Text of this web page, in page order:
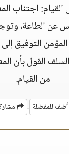
اجتناب
عن الطاعة،
التوفيق إلى
القول بأن
من القيام.
أضف للمفضلة